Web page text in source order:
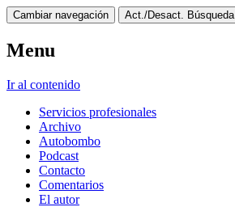
Cambiar navegación Act./Desact. Búsqueda
Menu
Ir al contenido
Servicios profesionales
Archivo
Autobombo
Podcast
Contacto
Comentarios
El autor